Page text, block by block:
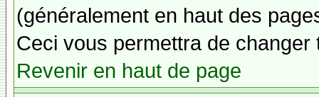
(généralement en haut des
Ceci vous permettra de
Revenir en haut de page